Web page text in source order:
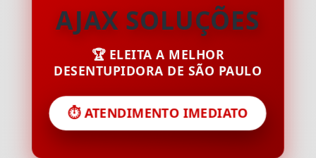
AJAX SOLUÇÕES
🏆 ELEITA A MELHOR
DESENTUPIDORA DE SÃO PAULO
⏱️ ATENDIMENTO IMEDIATO